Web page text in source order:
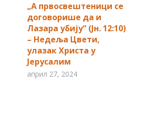
„А првосвештеници се
договорише да и
Лазара убију“ (Јн. 12:10)
– Недеља Цвети,
улазак Христа у
Јерусалим
април 27, 2024